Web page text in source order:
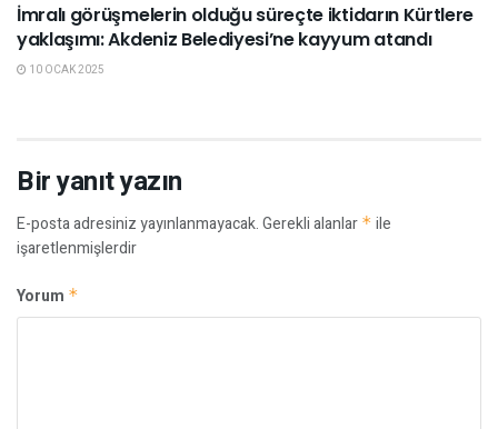
İmralı görüşmelerin olduğu süreçte iktidarın Kürtlere
yaklaşımı: Akdeniz Belediyesi’ne kayyum atandı
10 OCAK 2025
Bir yanıt yazın
E-posta adresiniz yayınlanmayacak.Gerekli alanlar * ile
işaretlenmişlerdir
Yorum *